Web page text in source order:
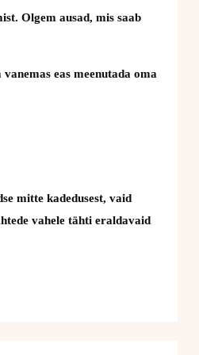
Olgem ausad, mis saab
eas meenutada oma
mitte kadedusest, vaid
vahele tähti eraldavaid